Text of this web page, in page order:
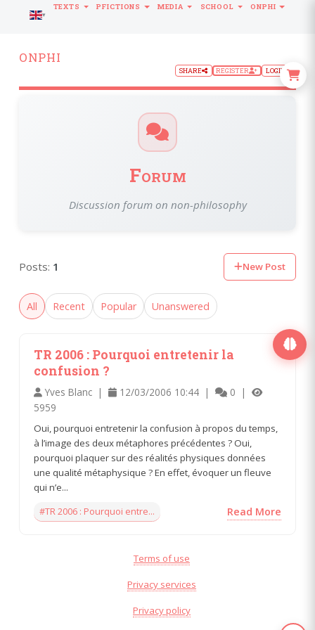
ONPHI
SHARE REGISTER LOGIN
Forum
Discussion forum on non-philosophy
Posts: 1 New Post
All Recent Popular Unanswered
TR 2006 : Pourquoi entretenir la
confusion ?
Yves Blanc | 12/03/2006 10:44 |
0 |
5959
Oui, pourquoi entretenir la confusion à propos du temps,
à l’image des deux métaphores précédentes ? Oui,
pourquoi plaquer sur des réalités physiques données
une qualité métaphysique ? En effet, évoquer un fleuve
qui n’e...
#TR 2006 : Pourquoi entre...
Read More
Terms of use
Privacy services
Privacy policy
LANGUAGE
TEXTS PFICTIONS MEDIA SCHOOL ONPHI